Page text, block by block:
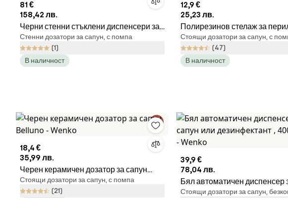
81 €
158,42 лв.
Черни стенни стъклени диспенсери за
сапун 3 бр. 350 ml Kirei – Blomus
Стенни дозатори за сапун, с помпа
(1)
В наличност
12,9 €
25,23 лв.
Полирезинов стелаж за
препарати Resa - Wenko
Стоящи дозатори за сапун, с
(47)
В наличност
18,4 €
35,99 лв.
Черен керамичен дозатор за сапун
Belluno - Wenko
Стоящи дозатори за сапун, с помпа
(21)
39,9 €
78,04 лв.
Бял автоматичен диспенсер
или дезинфектант , 400 ml
Стоящи дозатори за сапун,